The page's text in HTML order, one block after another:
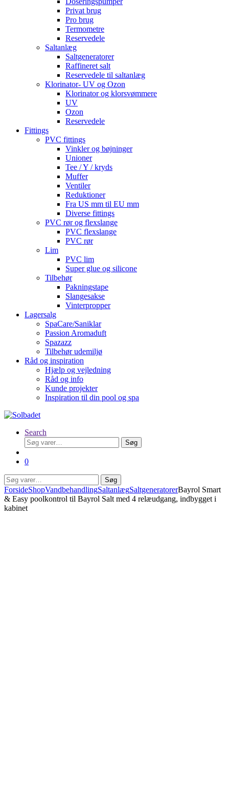
Privat brug
Pro brug
Termometre
Reservedele
Saltanlæg
Saltgeneratorer
Raffineret salt
Reservedele til saltanlæg
Klorinator- UV og Ozon
Klorinator og klorsvømmere
UV
Ozon
Reservedele
Fittings
PVC fittings
Vinkler og bøjninger
Unioner
Tee / Y / kryds
Muffer
Ventiler
Reduktioner
Fra US mm til EU mm
Diverse fittings
PVC rør og flexslange
PVC flexslange
PVC rør
Lim
PVC lim
Super glue og silicone
Tilbehør
Pakningstape
Slangesakse
Vinterpropper
Lagersalg
SpaCare/Saniklar
Passion Aromaduft
Spazazz
Tilbehør udemiljø
Råd og inspiration
Hjælp og vejledning
Råd og info
Kunde projekter
Inspiration til din pool og spa
Search
Søg
efter:
Søg
0
Søg
efter:
Søg
ForsideShopVandbehandlingSaltanlægSaltgeneratorerBayrol Smart
& Easy poolkontrol til Bayrol Salt med 4 relæudgang, indbygget i
kabinet